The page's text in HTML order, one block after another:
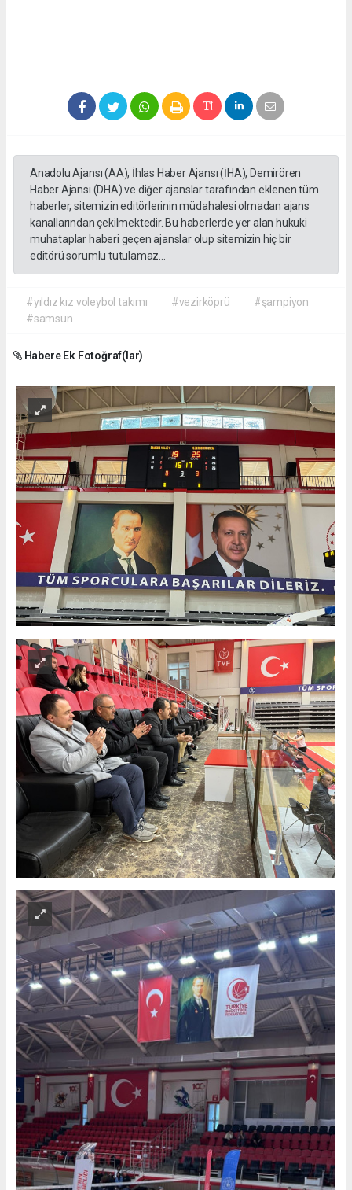
Anadolu Ajansı (AA), İhlas Haber Ajansı (İHA), Demirören
Haber Ajansı (DHA) ve diğer ajanslar tarafından eklenen tüm
haberler, sitemizin editörlerinin müdahalesi olmadan ajans
kanallarından çekilmektedir. Bu haberlerde yer alan hukuki
muhataplar haberi geçen ajanslar olup sitemizin hiç bir
editörü sorumlu tutulamaz...
#yıldız kız voleybol takımı #vezirköprü
#şampiyon
#samsun
Habere Ek Fotoğraf(lar)